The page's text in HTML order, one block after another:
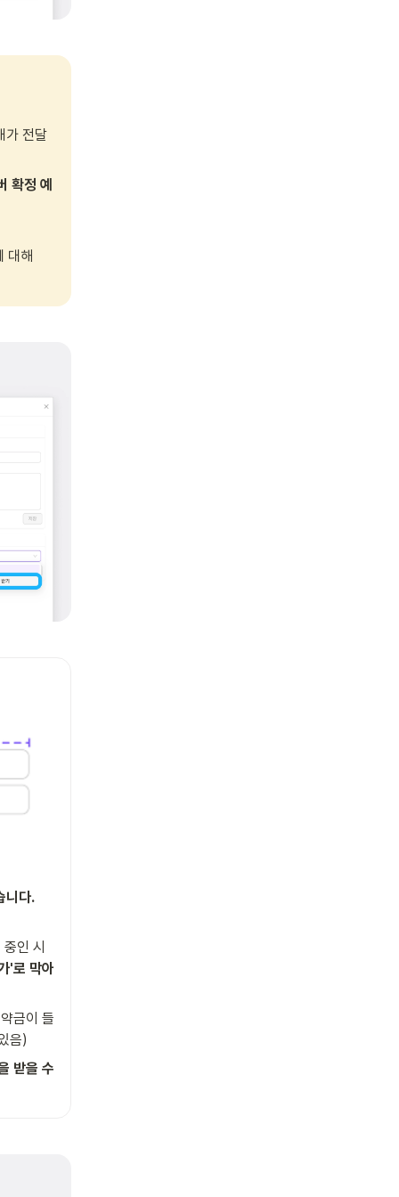
가 전달
확정 예
대해
인 시
'로 막아
금이 들
음)
받을 수